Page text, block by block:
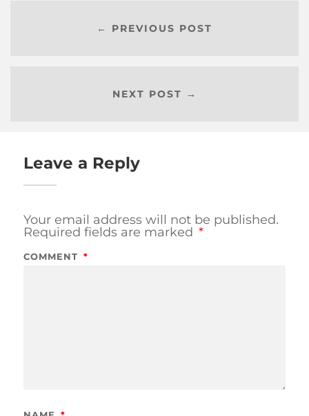
← PREVIOUS POST
NEXT POST →
Leave a Reply
Your email address will not be published.
Required fields are marked *
COMMENT *